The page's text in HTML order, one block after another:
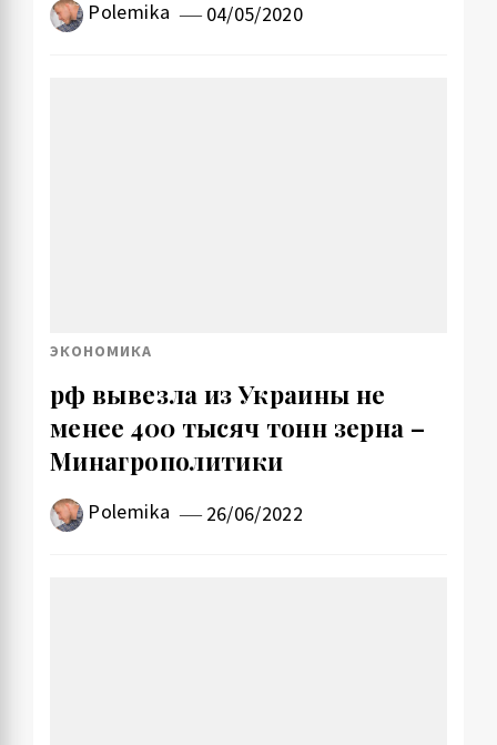
Polemika 04/05/2020
ЭКОНОМИКА
рф вывезла из Украины не
менее 400 тысяч тонн зерна –
Минагрополитики
Polemika 26/06/2022